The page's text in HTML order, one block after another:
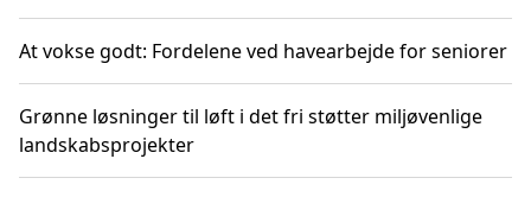
At vokse godt: Fordelene ved havearbejde for seniorer
Grønne løsninger til løft i det fri støtter miljøvenlige
landskabsprojekter